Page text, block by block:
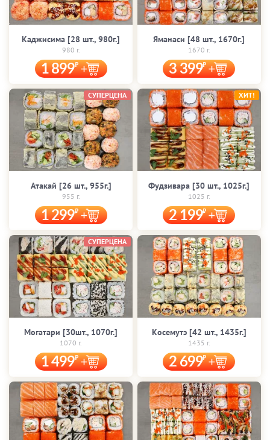
Каджисима [28 шт., 980г.]
980 г.
1 899
Яманаси [48 шт., 1670г.]
1670 г.
3 399
Атакай [26 шт., 955г.]
955 г.
1 299
СУПЕРЦЕНА
Фудзивара [30 шт., 1025г.]
1025 г.
2 199
ХИТ!
Могатари [30шт., 1070г.]
1070 г.
1 499
СУПЕРЦЕНА
Косемутэ [42 шт., 1435г.]
1435 г.
2 699